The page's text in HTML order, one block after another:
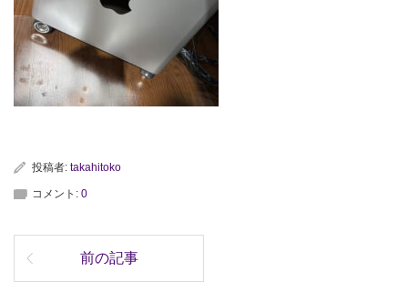
投稿者: takahitoko
コメント: 0
前の記事